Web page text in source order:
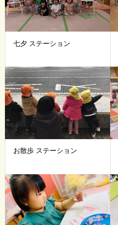
七夕 ステーション
お散歩 ステーション